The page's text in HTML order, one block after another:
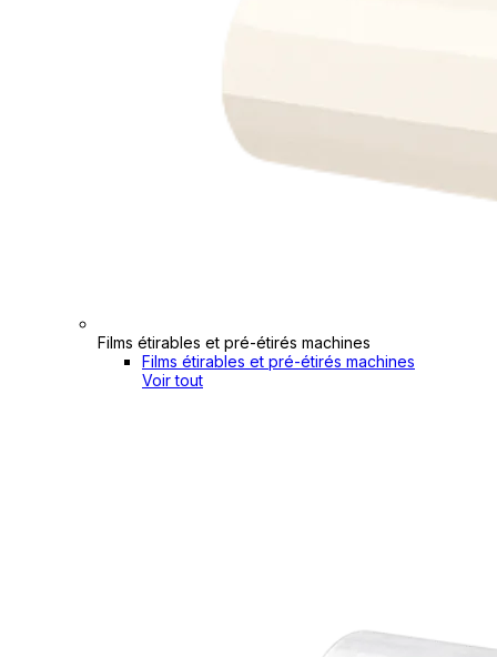
Films étirables et pré-étirés machines
Films étirables et pré-étirés machines
Voir tout